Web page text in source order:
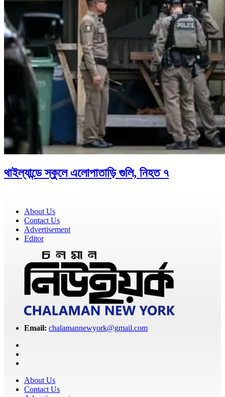
থাইল্যান্ডে স্কুলে এলোপাতাড়ি গুলি, নিহত ৭
About Us
Contact Us
Advertisement
Editor
Email: chalamannewyork@gmail.com
About Us
Contact Us